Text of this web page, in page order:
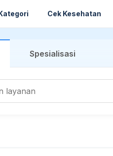
Cek Kesehatan
Spesialisasi